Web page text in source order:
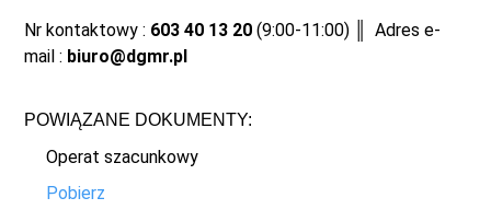
Nr kontaktowy : 603 40 13 20 (9:00-11:00) ║ Adres e-
mail : biuro@dgmr.pl
POWIĄZANE DOKUMENTY:
Operat szacunkowy
Pobierz